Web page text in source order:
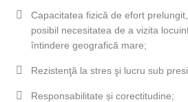
Capacitatea fizică de efort
posibil necesitatea de a vizita
întindere geografică mare;
Rezistenţă la stres şi lucru sub
Responsabilitate și corectitudine;